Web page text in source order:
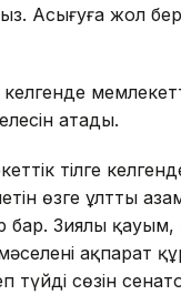
Асығуға жол
келгенде
атады.
тілге
өзге ұлттың
бар. Зиялы
ақпарат
түйді сөзін